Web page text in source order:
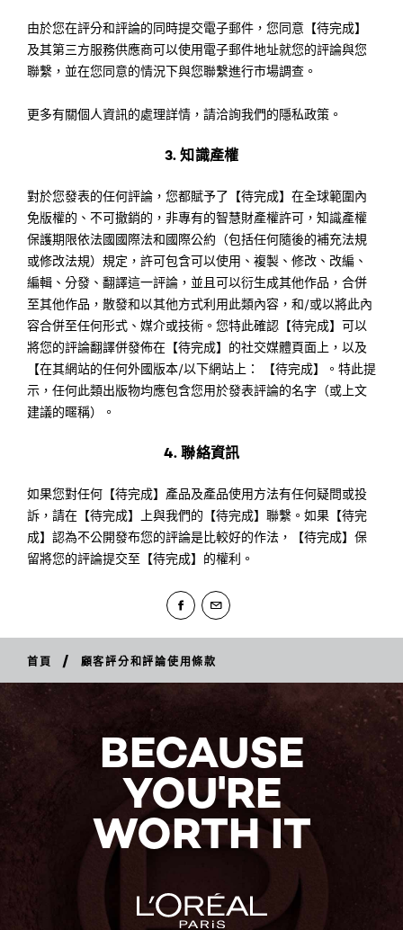
由於您在評分和評論的同時提交電子郵件，您同意【待完成】
及其第三方服務供應商可以使用電子郵件地址就您的評論與您
聯繫，並在您同意的情況下與您聯繫進行市場調查。
更多有關個人資訊的處理詳情，請洽詢我們的隱私政策。
3. 知識產權
對於您發表的任何評論，您都賦予了【待完成】在全球範圍內
免版權的、不可撤銷的，非專有的智慧財產權許可，知識產權
保護期限依法國國際法和國際公約（包括任何隨後的補充法規
或修改法規）規定，許可包含可以使用、複製、修改、改編、
編輯、分發、翻譯這一評論，並且可以衍生成其他作品，合併
至其他作品，散發和以其他方式利用此類內容，和/或以將此內
容合併至任何形式、媒介或技術。您特此確認【待完成】可以
將您的評論翻譯併發佈在【待完成】的社交媒體頁面上，以及
【在其網站的任何外國版本/以下網站上： 【待完成】。特此提
示，任何此類出版物均應包含您用於發表評論的名字（或上文
建議的暱稱）。
4. 聯絡資訊
如果您對任何【待完成】產品及產品使用方法有任何疑問或投
訴，請在【待完成】上與我們的【待完成】聯繫。如果【待完
成】認為不公開發布您的評論是比較好的作法，【待完成】保
留將您的評論提交至【待完成】的權利。
首頁 / 顧客評分和評論使用條款
BECAUSE
YOU'RE
WORTH IT